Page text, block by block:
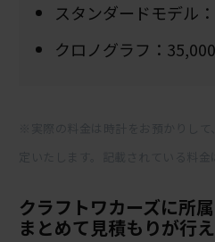
スタンダードモデル
クロノグラフ：
クラフトワカーズに所
まとめて見積もりが行